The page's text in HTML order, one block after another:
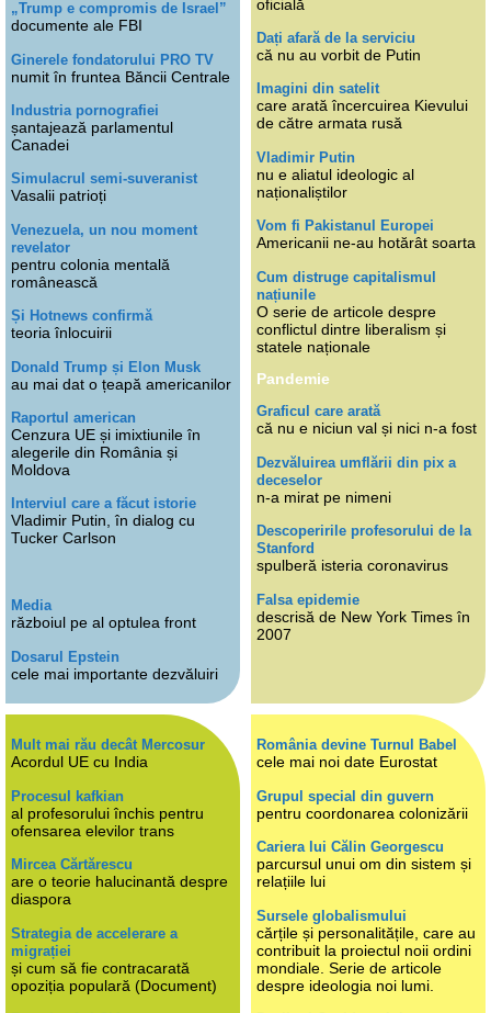
„Trump e compromis de Israel”
documente ale FBI
Ginerele fondatorului PRO TV
numit în fruntea Băncii Centrale
Industria pornografiei
șantajează parlamentul
Canadei
Simulacrul semi-suveranist
Vasalii patrioți
Venezuela, un nou moment
revelator
pentru colonia mentală
românească
Și Hotnews confirmă
teoria înlocuirii
Donald Trump și Elon Musk
au mai dat o țeapă americanilor
Raportul american
Cenzura UE și imixtiunile în
alegerile din România și
Moldova
Interviul care a făcut istorie
Vladimir Putin, în dialog cu
Tucker Carlson
Media
războiul pe al optulea front
Dosarul Epstein
cele mai importante dezvăluiri
oficială
Dați afară de la serviciu
că nu au vorbit de Putin
Imagini din satelit
care arată încercuirea Kievului
de către armata rusă
Vladimir Putin
nu e aliatul ideologic al
naționaliștilor
Vom fi Pakistanul Europei
Americanii ne-au hotărât soarta
Cum distruge capitalismul
națiunile
O serie de articole despre
conflictul dintre liberalism și
statele naționale
Pandemie
Graficul care arată
că nu e niciun val și nici n-a fost
Dezvăluirea umflării din pix a
deceselor
n-a mirat pe nimeni
Descoperirile profesorului de la
Stanford
spulberă isteria coronavirus
Falsa epidemie
descrisă de New York Times în
2007
Mult mai rău decât Mercosur
Acordul UE cu India
Procesul kafkian
al profesorului închis pentru
ofensarea elevilor trans
Mircea Cărtărescu
are o teorie halucinantă despre
diaspora
Strategia de accelerare a
migrației
și cum să fie contracarată
opoziția populară (Document)
România devine Turnul Babel
cele mai noi date Eurostat
Grupul special din guvern
pentru coordonarea colonizării
Cariera lui Călin Georgescu
parcursul unui om din sistem și
relațiile lui
Sursele globalismului
cărțile și personalitățile, care au
contribuit la proiectul noii ordini
mondiale. Serie de articole
despre ideologia noi lumi.